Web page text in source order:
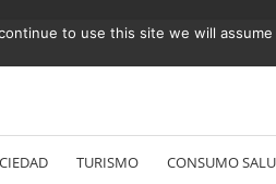
TURISMO CONSUMO
to use this site we will